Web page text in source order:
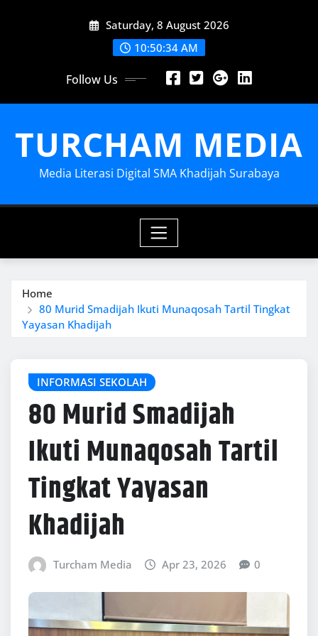
Saturday, 8 August 2026
10:50:36 AM
Follow Us
TURCHAM MEDIA
Media Literasi Digital SMA Khadijah Surabaya
Home
80 Murid Smadijah Ikuti Munaqosah Tartil Tingkat
Yayasan Khadijah
INFORMASI SEKOLAH
80 Murid Smadijah
Ikuti Munaqosah Tartil
Tingkat Yayasan
Khadijah
Turcham Media Apr 23, 2026 0